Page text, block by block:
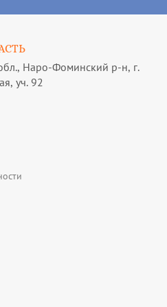
Наро-Фоминский р-н, г.
уч. 92